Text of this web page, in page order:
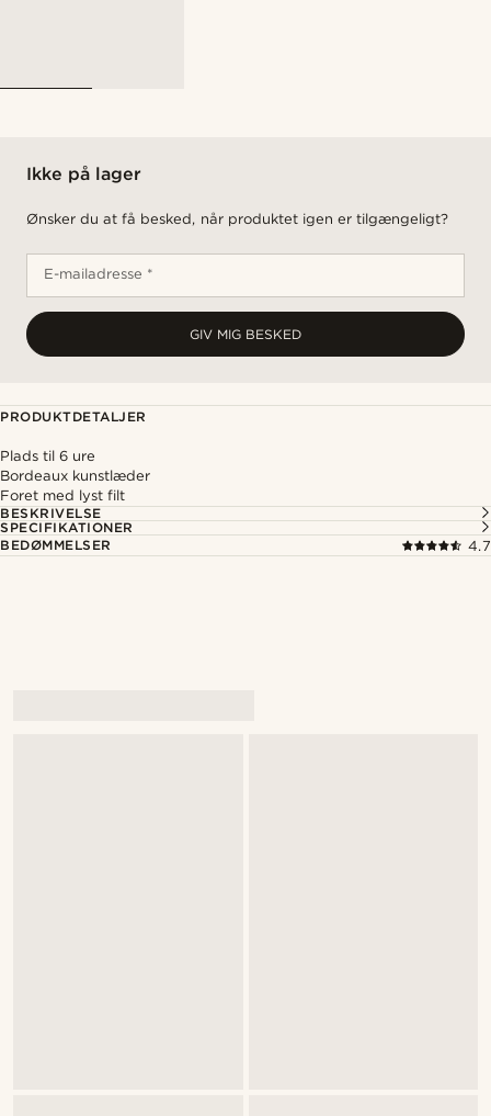
Ikke på lager
Ønsker du at få besked, når produktet igen er tilgængeligt?
E-mailadresse *
GIV MIG BESKED
PRODUKTDETALJER
Plads til 6 ure
Bordeaux kunstlæder
Foret med lyst filt
BESKRIVELSE
SPECIFIKATIONER
BEDØMMELSER
4.7